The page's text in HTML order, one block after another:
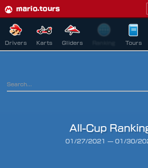
mario.tours
Drivers Karts Gliders Tours
All-Cup
01/27/2021 — 01/30/